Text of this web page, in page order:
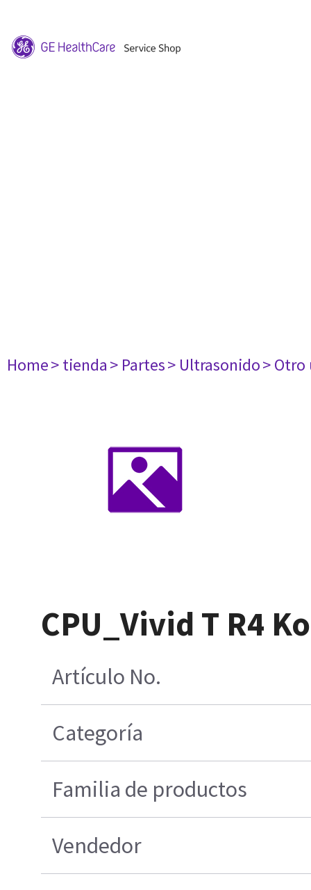
Home> tienda> Partes> Ultrasonido>
CPU_Vivid T R4
Artículo No.
Categoría
Familia de productos
Vendedor